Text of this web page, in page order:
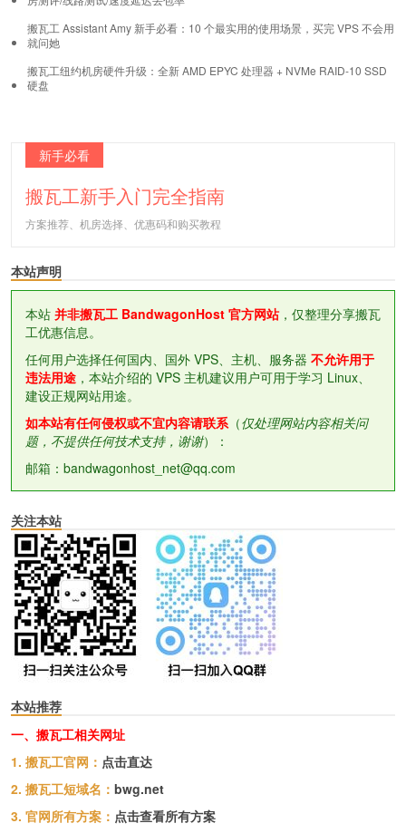
搬瓦工 Assistant Amy 新手必看：10 个最实用的使用场景，买完 VPS 不会用
就问她
搬瓦工纽约机房硬件升级：全新 AMD EPYC 处理器 + NVMe RAID-10 SSD
硬盘
新手必看
搬瓦工新手入门完全指南
方案推荐、机房选择、优惠码和购买教程
本站声明
本站 并非搬瓦工 BandwagonHost 官方网站，仅整理分享搬瓦
工优惠信息。
任何用户选择任何国内、国外 VPS、主机、服务器 不允许用于
违法用途 ，本站介绍的 VPS 主机建议用户可用于学习 Linux、
建设正规网站用途。
如本站有任何侵权或不宜内容请联系（仅处理网站内容相关问
题，不提供任何技术支持，谢谢）：
邮箱：bandwagonhost_net@qq.com
关注本站
本站推荐
一、搬瓦工相关网址
1. 搬瓦工官网： 点击直达
2. 搬瓦工短域名： bwg.net
3. 官网所有方案： 点击查看所有方案